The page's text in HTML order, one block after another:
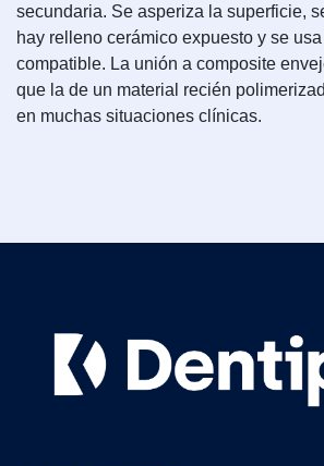
secundaria. Se asperiza la superficie,
hay relleno cerámico expuesto y se
compatible. La unión a composite
que la de un material recién
en muchas situaciones clínicas.